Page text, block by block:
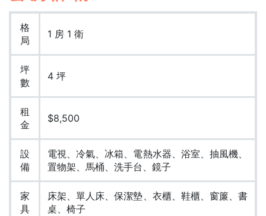
格
局
1 房 1 衛
坪
數
4 坪
租
金
$8,500
設
備
電視、冷氣、冰箱、電熱水器、浴室、抽風機、
置物架、馬桶、洗手台、鏡子
家
具
床架、單人床、保潔墊、衣櫃、鞋櫃、窗簾、書
桌、椅子